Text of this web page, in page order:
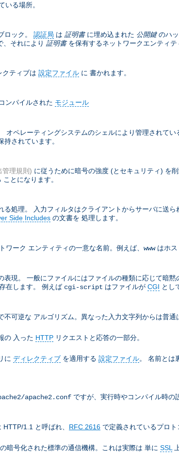
いる場所。
ロック。 認証局 は 証明書に埋め込まれた 公開鍵のハ
、それにより 証明書を保有するネットワークエンティテ
クティブは 設定ファイル に 書かれます。
ンパイルされた モジュール
ペレーティングシステムのシェルにより管理されて
されています。
管理規則) に従うために暗号の強度 (とセキュリティ) を
とになります。
処理。 入力フィルタはクライアントからサーバに送
Side Includes の文書を 処理します。
ーク エンティティの一意な名前。例えば、 wwwはホス
現。 一般にファイルにはファイルの種類に応じて暗
在します。 例えば cgi-script はファイルが CGI とし
可逆な アルゴリズム。異なった入力文字列からは普
の 入った HTTP リクエストと応答の一部分。
に ディレクティブ を適用する 設定ファイル。 名前とは
apache2.conf ですが、実行時やコンパイル時の
1.1 と呼ばれ、 RFC 2616 で定義されているプロト
暗号化された標準の通信機構。これは実際は 単に SSL